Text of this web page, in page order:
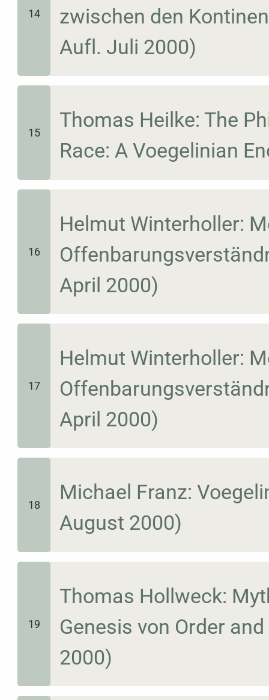
14
zwischen den
Aufl. Juli 2000)
15
Thomas Heilke: The
Race: A Voegelinian
16
Helmut Winterholler:
April 2000)
17
Helmut Winterholler:
April 2000)
18
Michael Franz:
August 2000)
19
Thomas Hollweck:
Genesis von Order
2000)